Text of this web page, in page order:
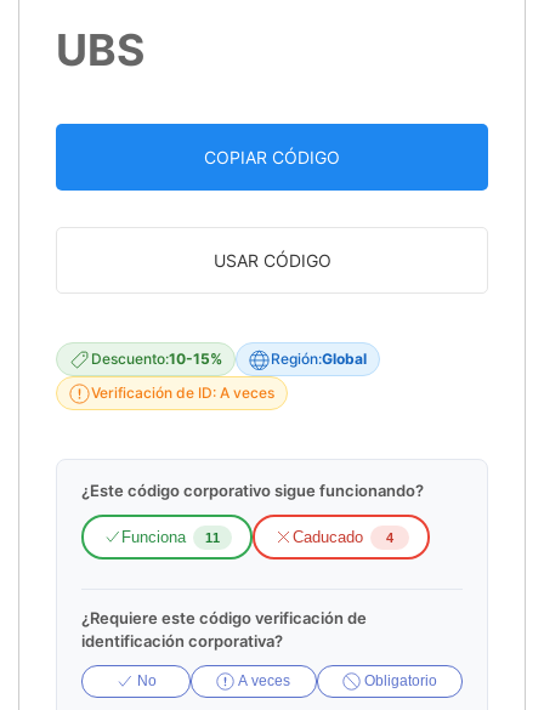
UBS
COPIAR CÓDIGO
USAR CÓDIGO
Descuento:10-15% Región:Global
Verificación de ID: A veces
¿Este código corporativo sigue funcionando?
Funciona 11 Caducado 4
¿Requiere este código verificación de
identificación corporativa?
No A veces Obligatorio